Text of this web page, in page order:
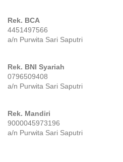
Rek. BCA
4451497566
a/n Purwita Sari Saputri
Rek. BNI Syariah
0796509408
a/n Purwita Sari Saputri
Rek. Mandiri
9000045973196
a/n Purwita Sari Saputri